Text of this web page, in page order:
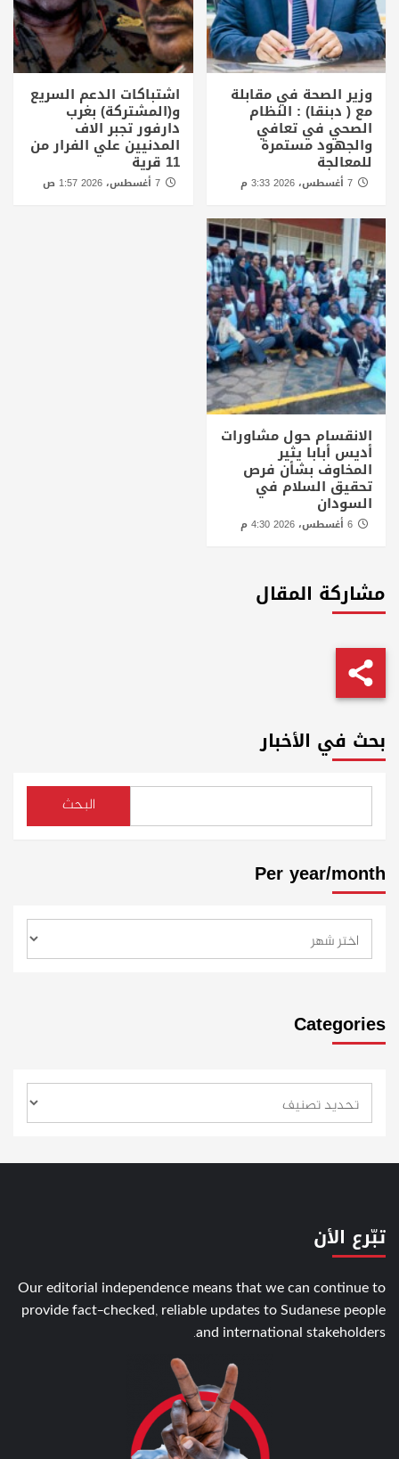
وزير الصحة في مقابلة
مع ( دبنقا) : النظام
الصحي في تعافي
والجهود مستمرة
للمعالجة
اشتباكات الدعم السريع
و(المشتركة) بغرب
دارفور تجبر الاف
المدنيين علي الفرار من
11 قرية
7 أغسطس، 2026 1:57 ص
الانقسام حول مشاورات
أديس أبابا يثير
المخاوف بشأن فرص
تحقيق السلام في
السودان
مشاركة المقال
بحث في الأخبار
البحث
Per year/month
Categories
تبّرع الأن
Our editorial independence means that we can continue to
provide fact-checked, reliable updates to Sudanese people
and international stakeholders.